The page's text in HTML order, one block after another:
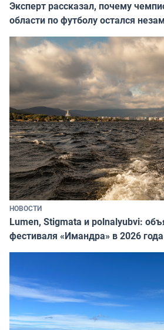
Эксперт рассказал, почему
области по футболу остался
НОВОСТИ
Lumen, Stigmata и polnalyubvi:
фестиваля «Имандра» в 2026 года